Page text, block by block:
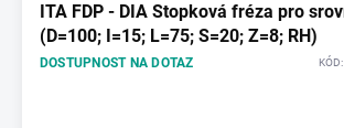
ITA FDP - DIA Stopková fréza pro
(D=100; I=15; L=75; S=20; Z=8; RH)
DOSTUPNOST NA DOTAZ KÓD: